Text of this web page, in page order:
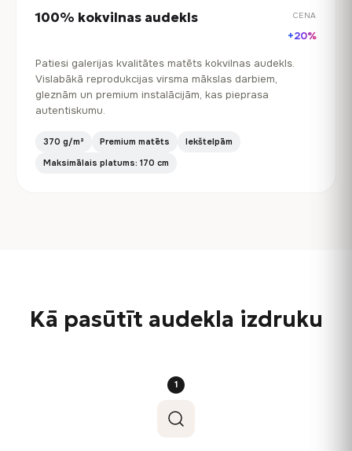
100% kokvilnas audekls CENA
+20%
Patiesi galerijas kvalitātes matēts kokvilnas audekls.
Vislabākā reprodukcijas virsma mākslas darbiem,
gleznām un premium instalācijām, kas pieprasa
autentiskumu.
370 g/m² Premium matēts
Iekštelpām
Maksimālais platums: 170 cm
Kā pasūtīt audekla izdruku
1